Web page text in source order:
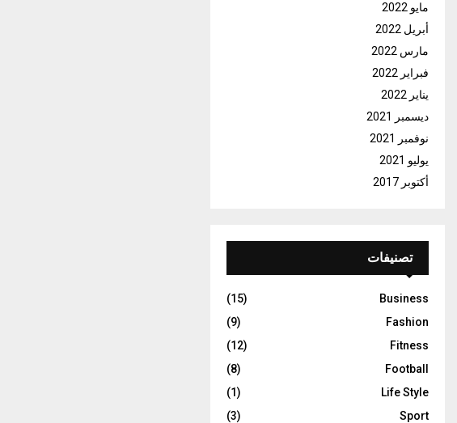
مايو 2022
أبريل 2022
مارس 2022
فبراير 2022
يناير 2022
ديسمبر 2021
نوفمبر 2021
يوليو 2021
أكتوبر 2017
تصنيفات
Business
(15)
Fashion
(9)
Fitness
(12)
Football
(8)
Life Style
(1)
Sport
(3)